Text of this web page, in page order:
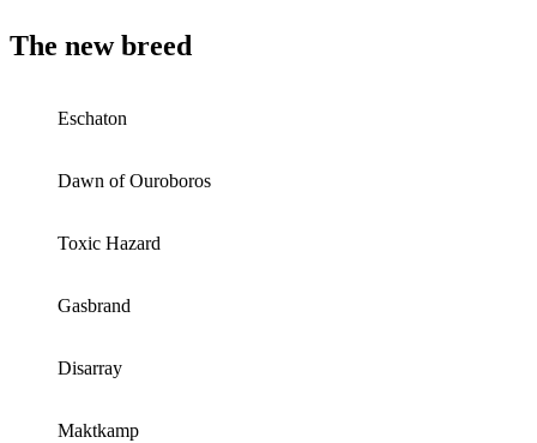
The new breed
Eschaton
Dawn of Ouroboros
Toxic Hazard
Gasbrand
Disarray
Maktkamp